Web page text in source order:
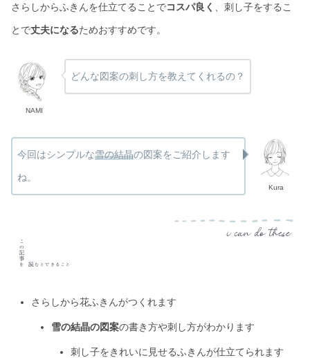
さらしからふきんを仕立てることでコスパ良く 、刺し子をするこ
とで丈夫になるためおすすめです。
NAMI
どんな図案の刺し方を教えてくれるの？
Kura
今回はシンプルな雪の結晶の図案をご紹介します
ね。
さらしから花ふきんがつくれます
雪の結晶の図案の書き方や刺し方がわかります
刺し子をきれいに見せるふきんが仕立てられます